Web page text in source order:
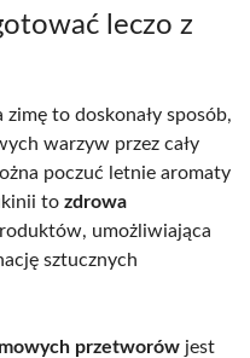
leczo z
zimę to doskonały sposób,
warzyw przez cały
poczuć letnie aromaty
to zdrowa
umożliwiająca
sztucznych
przetworów jest